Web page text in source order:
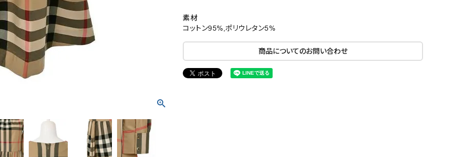
素材
コットン95%,ポリウレタン5%
商品についてのお問い合わせ